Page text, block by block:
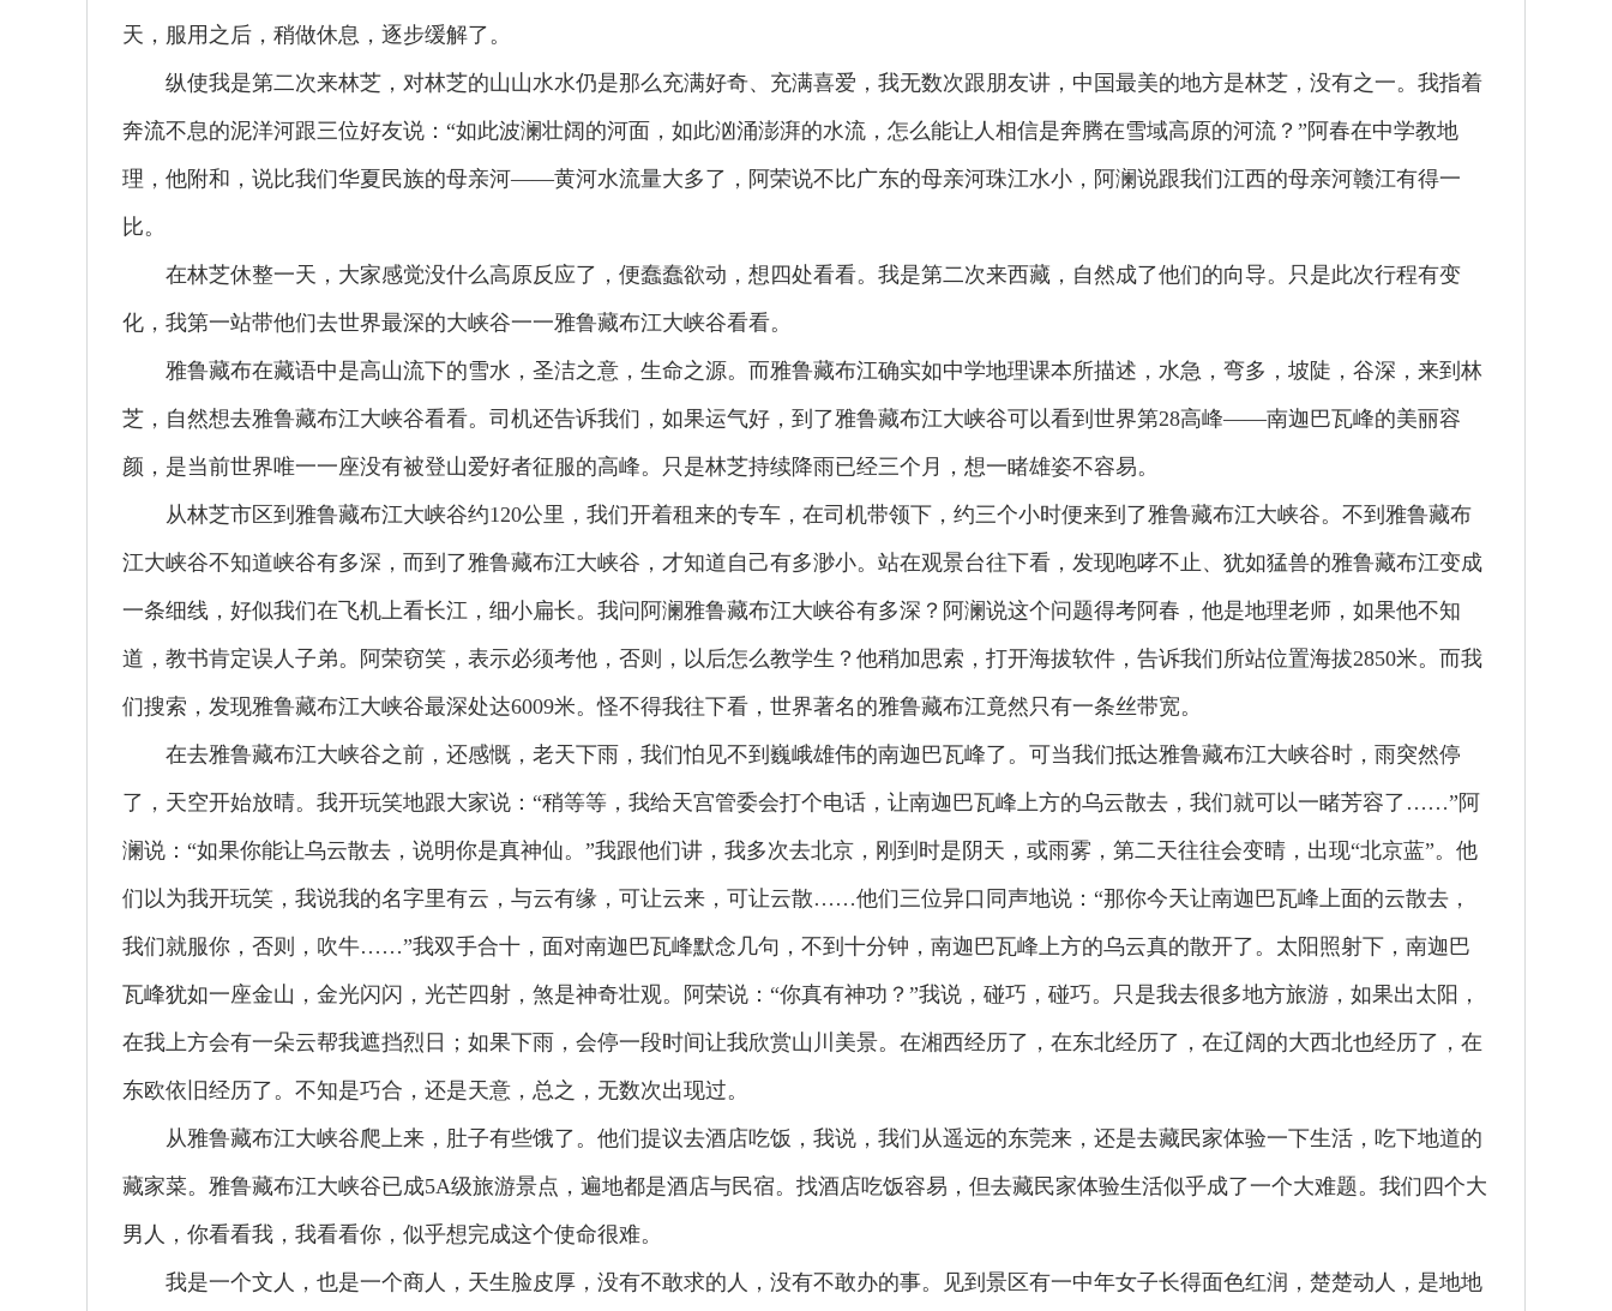
天，服用之后，稍做休息，逐步缓解了。
纵使我是第二次来林芝，对林芝的山山水水仍是那么充满好奇、充满喜爱，我无数次跟朋友讲，中国最美的地方是林芝，没有之一。我指着
奔流不息的泥洋河跟三位好友说：“如此波澜壮阔的河面，如此汹涌澎湃的水流，怎么能让人相信是奔腾在雪域高原的河流？”阿春在中学教地
理，他附和，说比我们华夏民族的母亲河——黄河水流量大多了，阿荣说不比广东的母亲河珠江水小，阿澜说跟我们江西的母亲河赣江有得一
比。
在林芝休整一天，大家感觉没什么高原反应了，便蠢蠢欲动，想四处看看。我是第二次来西藏，自然成了他们的向导。只是此次行程有变
化，我第一站带他们去世界最深的大峡谷一一雅鲁藏布江大峡谷看看。
雅鲁藏布在藏语中是高山流下的雪水，圣洁之意，生命之源。而雅鲁藏布江确实如中学地理课本所描述，水急，弯多，坡陡，谷深，来到林
芝，自然想去雅鲁藏布江大峡谷看看。司机还告诉我们，如果运气好，到了雅鲁藏布江大峡谷可以看到世界第28高峰——南迦巴瓦峰的美丽容
颜，是当前世界唯一一座没有被登山爱好者征服的高峰。只是林芝持续降雨已经三个月，想一睹雄姿不容易。
从林芝市区到雅鲁藏布江大峡谷约120公里，我们开着租来的专车，在司机带领下，约三个小时便来到了雅鲁藏布江大峡谷。不到雅鲁藏布
江大峡谷不知道峡谷有多深，而到了雅鲁藏布江大峡谷，才知道自己有多渺小。站在观景台往下看，发现咆哮不止、犹如猛兽的雅鲁藏布江变成
一条细线，好似我们在飞机上看长江，细小扁长。我问阿澜雅鲁藏布江大峡谷有多深？阿澜说这个问题得考阿春，他是地理老师，如果他不知
道，教书肯定误人子弟。阿荣窃笑，表示必须考他，否则，以后怎么教学生？他稍加思索，打开海拔软件，告诉我们所站位置海拔2850米。而我
们搜索，发现雅鲁藏布江大峡谷最深处达6009米。怪不得我往下看，世界著名的雅鲁藏布江竟然只有一条丝带宽。
在去雅鲁藏布江大峡谷之前，还感慨，老天下雨，我们怕见不到巍峨雄伟的南迦巴瓦峰了。可当我们抵达雅鲁藏布江大峡谷时，雨突然停
了，天空开始放晴。我开玩笑地跟大家说：“稍等等，我给天宫管委会打个电话，让南迦巴瓦峰上方的乌云散去，我们就可以一睹芳容了……”阿
澜说：“如果你能让乌云散去，说明你是真神仙。”我跟他们讲，我多次去北京，刚到时是阴天，或雨雾，第二天往往会变晴，出现“北京蓝”。他
们以为我开玩笑，我说我的名字里有云，与云有缘，可让云来，可让云散……他们三位异口同声地说：“那你今天让南迦巴瓦峰上面的云散去，
我们就服你，否则，吹牛……”我双手合十，面对南迦巴瓦峰默念几句，不到十分钟，南迦巴瓦峰上方的乌云真的散开了。太阳照射下，南迦巴
瓦峰犹如一座金山，金光闪闪，光芒四射，煞是神奇壮观。阿荣说：“你真有神功？”我说，碰巧，碰巧。只是我去很多地方旅游，如果出太阳，
在我上方会有一朵云帮我遮挡烈日；如果下雨，会停一段时间让我欣赏山川美景。在湘西经历了，在东北经历了，在辽阔的大西北也经历了，在
东欧依旧经历了。不知是巧合，还是天意，总之，无数次出现过。
从雅鲁藏布江大峡谷爬上来，肚子有些饿了。他们提议去酒店吃饭，我说，我们从遥远的东莞来，还是去藏民家体验一下生活，吃下地道的
藏家菜。雅鲁藏布江大峡谷已成5A级旅游景点，遍地都是酒店与民宿。找酒店吃饭容易，但去藏民家体验生活似乎成了一个大难题。我们四个大
男人，你看看我，我看看你，似乎想完成这个使命很难。
我是一个文人，也是一个商人，天生脸皮厚，没有不敢求的人，没有不敢办的事。见到景区有一中年女子长得面色红润，楚楚动人，是地地